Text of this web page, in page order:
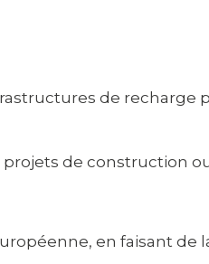
de recharge
de construction
en faisant de